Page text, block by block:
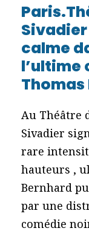
calme
l’ultime
Au Théâtre
Sivadier
rare
hauteurs ,
Bernhard
par une
comédie